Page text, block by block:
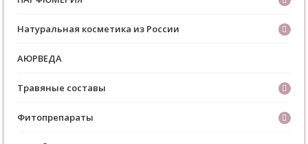
Натуральная косметика из России
АЮРВЕДА
Травяные составы
Фитопрепараты